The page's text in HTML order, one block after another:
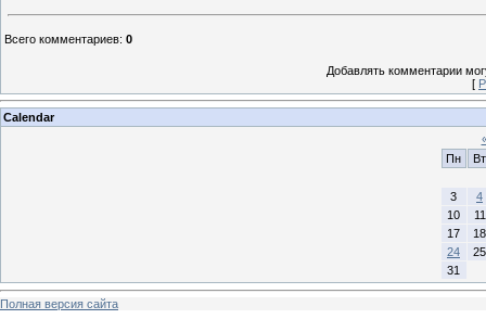
Всего комментариев: 0
Добавлять комментарии
[
Calendar
Пн
Вт
3
4
10
11
17
18
24
25
31
Полная версия сайта